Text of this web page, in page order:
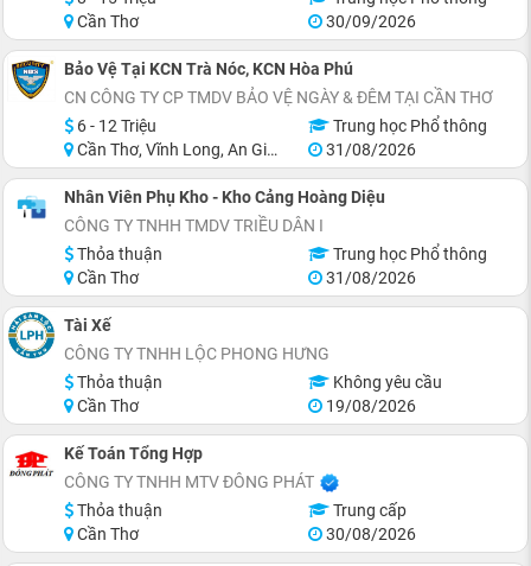
Cần Thơ
30/09/2026
Bảo Vệ Tại KCN Trà Nóc, KCN Hòa Phú
CN CÔNG TY CP TMDV BẢO VỆ NGÀY & ĐÊM TẠI CẦN THƠ
6 - 12 Triệu
Trung học Phổ thông
Cần Thơ, Vĩnh Long, An Giang, Kiên Giang, Hậu Giang, Sóc Trăng
31/08/2026
Nhân Viên Phụ Kho - Kho Cảng Hoàng Diệu
CÔNG TY TNHH TMDV TRIỀU DÂN I
Thỏa thuận
Trung học Phổ thông
Cần Thơ
31/08/2026
Tài Xế
CÔNG TY TNHH LỘC PHONG HƯNG
Thỏa thuận
Không yêu cầu
Cần Thơ
19/08/2026
Kế Toán Tổng Hợp
CÔNG TY TNHH MTV ĐÔNG PHÁT
Thỏa thuận
Trung cấp
Cần Thơ
30/08/2026